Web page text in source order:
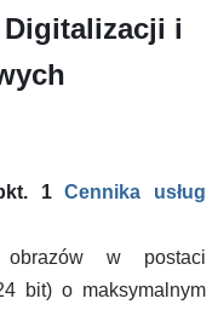
Digitalizacji i
pkt. 1Cennika usług
obrazów w postaci
bit) o maksymalnym